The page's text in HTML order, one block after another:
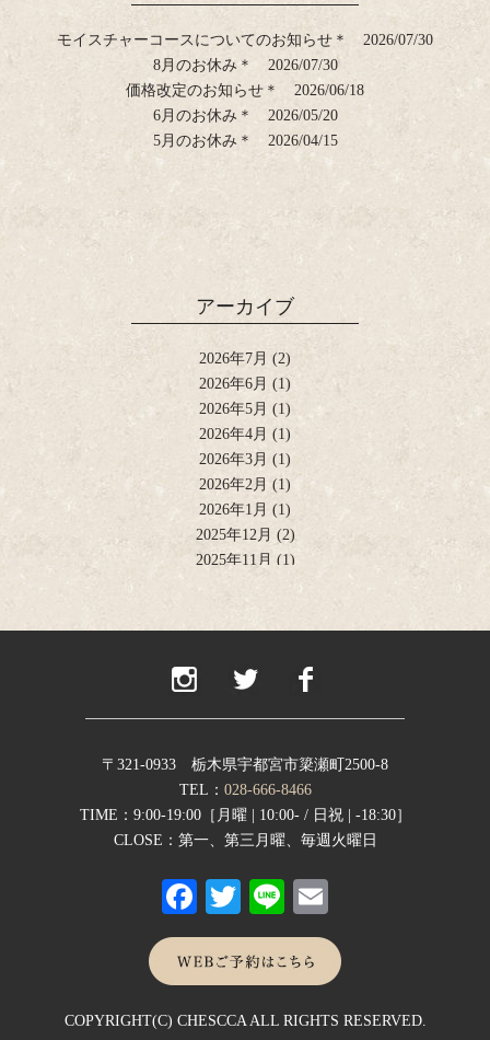
モイスチャーコースについてのお知らせ＊
2026/07/30
8月のお休み＊
2026/07/30
価格改定のお知らせ＊
2026/06/18
6月のお休み＊
2026/05/20
5月のお休み＊
2026/04/15
アーカイブ
2026年7月 (2)
2026年6月 (1)
2026年5月 (1)
2026年4月 (1)
2026年3月 (1)
2026年2月 (1)
2026年1月 (1)
2025年12月 (2)
2025年11月 (1)
2025年8月(2)
2025年4月
2024年11月(2)
2024年9月(1)
2024年8月(1)
2024年7月 (1)
2024年5月(1)
2024年4月(1)
2024年1月(1)
2023年12月(1)
2023年11月(1)
2023年10月(2)
〒321-0933 栃木県宇都宮市簗瀬町2500-8
TEL： 028-666-8466
TIME：9:00-19:00［月曜 | 10:00- / 日祝 | -18:30］
CLOSE：第一、第三月曜、毎週火曜日
Fa
ce
bo
T
wi
tte
Li
ne m
ail
COPYRIGHT(C) CHESCCA ALL RIGHTS RESERVED.